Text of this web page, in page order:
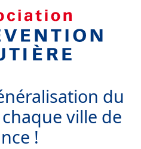
du
ville de
!